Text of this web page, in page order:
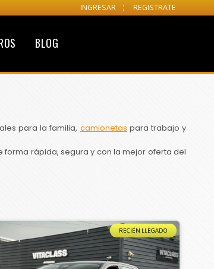
INGRESAR REGISTRATE
BLOG
para la familia, camionetas para trabajo y
forma rápida, segura y con la mejor oferta del
RECIÉN LLEGADO